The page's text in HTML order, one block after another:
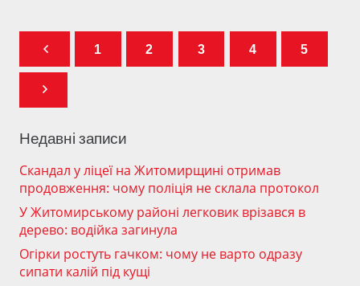
1 2 3 4 5
Недавні записи
Скандал у ліцеї на Житомирщині отримав
продовження: чому поліція не склала протокол
У Житомирському районі легковик врізався в
дерево: водійка загинула
Огірки ростуть гачком: чому не варто одразу
сипати калій під кущі